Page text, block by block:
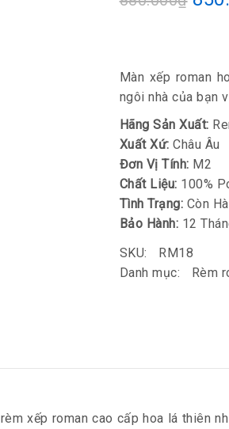
Màn xếp roman
ngôi nhà của bạn
Hãng Sản Xuất:
Xuất Xứ: Châu Âu
Đơn Vị Tính: M2
Chất Liệu: 100%
Tình Trạng: Còn
Bảo Hành: 12
SKU:
RM18
Danh mục:
Rèm
rèm xếp roman cao cấp hoa lá thiên